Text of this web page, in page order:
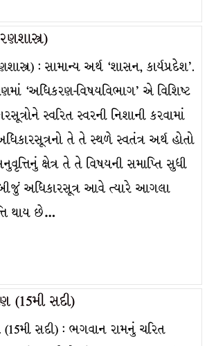
: સામાન્ય અર્થ ‘શાસન, કાર્યપ્રદેશ’.
‘અધિકરણ-વિષયવિભાગ’ એ વિશિષ્ટ
સ્વરિત સ્વરની નિશાની કરવામાં
તે તે સ્થળે સ્વતંત્ર અર્થ હોતો
ક્ષેત્ર તે તે વિષયની સમાપ્તિ સુધી
અધિકારસૂત્ર આવે ત્યારે આગલા
થાય છે…
(15મી સદી)
(15મી સદી) : ભગવાન રામનું ચરિત